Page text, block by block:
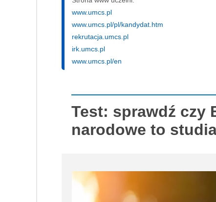
www.umcs.pl
www.umcs.pl/pl/kandydat.htm
rekrutacja.umcs.pl
irk.umcs.pl
www.umcs.pl/en
Test: sprawdź czy
narodowe to